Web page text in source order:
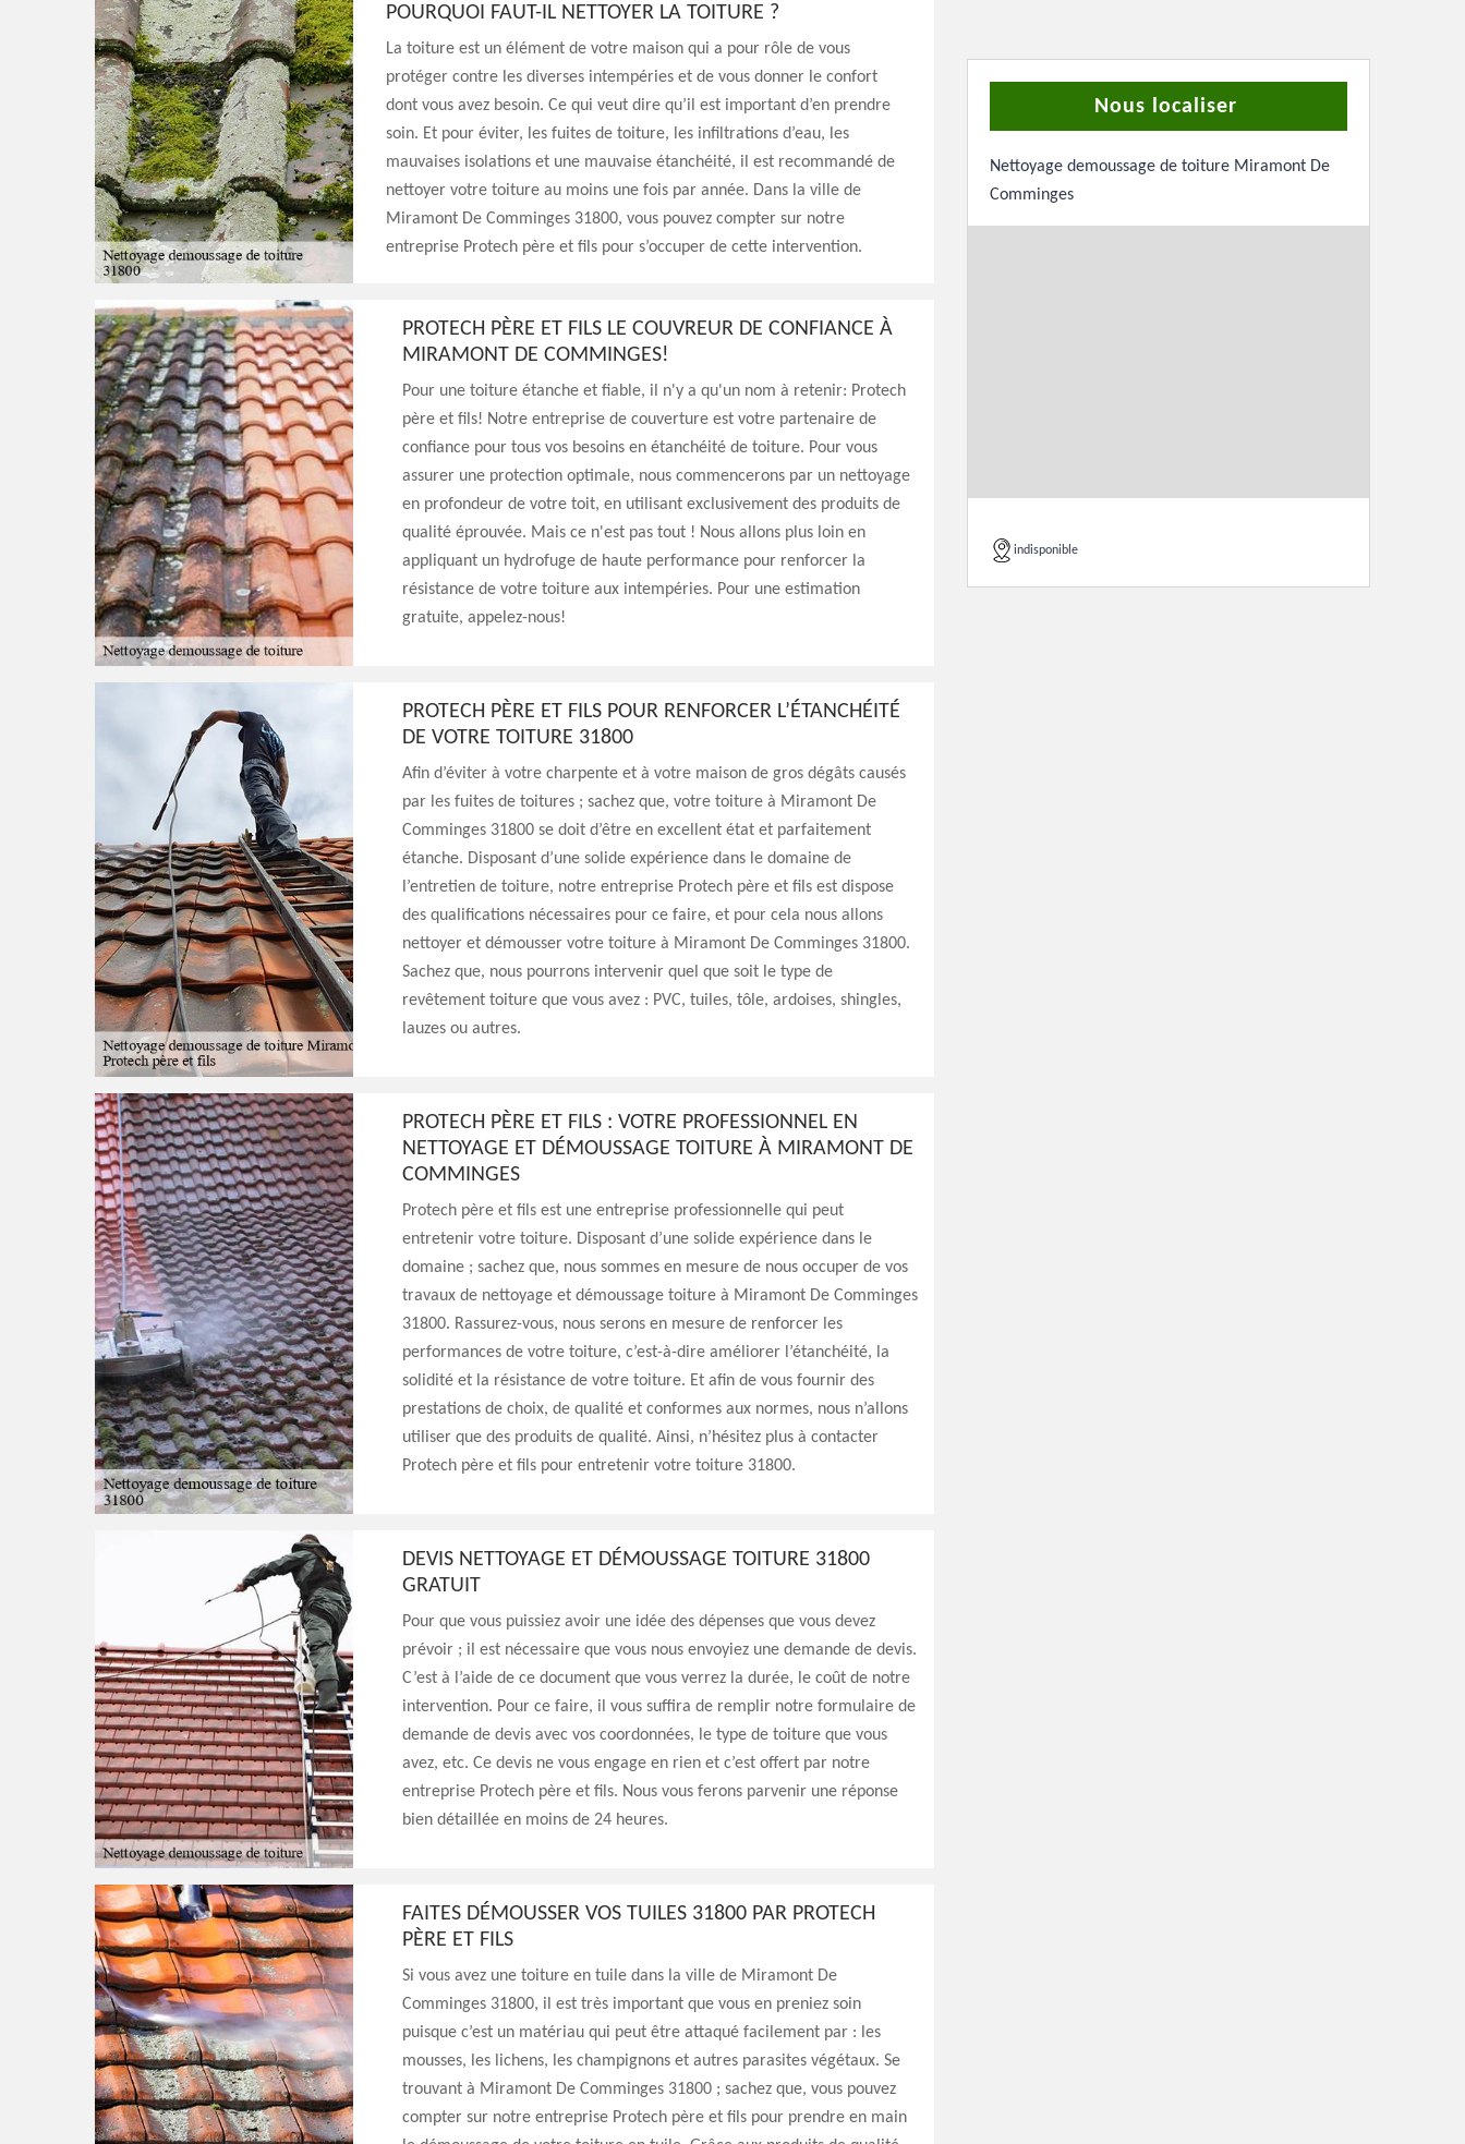
POURQUOI FAUT-IL NETTOYER LA TOITURE ?
La toiture est un élément de votre maison qui a pour rôle de vous
protéger contre les diverses intempéries et de vous donner le confort
dont vous avez besoin. Ce qui veut dire qu’il est important d’en prendre
soin. Et pour éviter, les fuites de toiture, les infiltrations d’eau, les
mauvaises isolations et une mauvaise étanchéité, il est recommandé de
nettoyer votre toiture au moins une fois par année. Dans la ville de
Miramont De Comminges 31800, vous pouvez compter sur notre
entreprise Protech père et fils pour s’occuper de cette intervention.
PROTECH PÈRE ET FILS LE COUVREUR DE CONFIANCE À
MIRAMONT DE COMMINGES!
Pour une toiture étanche et fiable, il n'y a qu'un nom à retenir: Protech
père et fils! Notre entreprise de couverture est votre partenaire de
confiance pour tous vos besoins en étanchéité de toiture. Pour vous
assurer une protection optimale, nous commencerons par un nettoyage
en profondeur de votre toit, en utilisant exclusivement des produits de
qualité éprouvée. Mais ce n'est pas tout ! Nous allons plus loin en
appliquant un hydrofuge de haute performance pour renforcer la
résistance de votre toiture aux intempéries. Pour une estimation
gratuite, appelez-nous!
PROTECH PÈRE ET FILS POUR RENFORCER L’ÉTANCHÉITÉ
DE VOTRE TOITURE 31800
Afin d’éviter à votre charpente et à votre maison de gros dégâts causés
par les fuites de toitures ; sachez que, votre toiture à Miramont De
Comminges 31800 se doit d’être en excellent état et parfaitement
étanche. Disposant d’une solide expérience dans le domaine de
l’entretien de toiture, notre entreprise Protech père et fils est dispose
des qualifications nécessaires pour ce faire, et pour cela nous allons
nettoyer et démousser votre toiture à Miramont De Comminges 31800.
Sachez que, nous pourrons intervenir quel que soit le type de
revêtement toiture que vous avez : PVC, tuiles, tôle, ardoises, shingles,
lauzes ou autres.
PROTECH PÈRE ET FILS : VOTRE PROFESSIONNEL EN
NETTOYAGE ET DÉMOUSSAGE TOITURE À MIRAMONT DE
COMMINGES
Protech père et fils est une entreprise professionnelle qui peut
entretenir votre toiture. Disposant d’une solide expérience dans le
domaine ; sachez que, nous sommes en mesure de nous occuper de vos
travaux de nettoyage et démoussage toiture à Miramont De Comminges
31800. Rassurez-vous, nous serons en mesure de renforcer les
performances de votre toiture, c’est-à-dire améliorer l’étanchéité, la
solidité et la résistance de votre toiture. Et afin de vous fournir des
prestations de choix, de qualité et conformes aux normes, nous n’allons
utiliser que des produits de qualité. Ainsi, n’hésitez plus à contacter
Protech père et fils pour entretenir votre toiture 31800.
DEVIS NETTOYAGE ET DÉMOUSSAGE TOITURE 31800
GRATUIT
Pour que vous puissiez avoir une idée des dépenses que vous devez
prévoir ; il est nécessaire que vous nous envoyiez une demande de devis.
C’est à l’aide de ce document que vous verrez la durée, le coût de notre
intervention. Pour ce faire, il vous suffira de remplir notre formulaire de
demande de devis avec vos coordonnées, le type de toiture que vous
avez, etc. Ce devis ne vous engage en rien et c’est offert par notre
entreprise Protech père et fils. Nous vous ferons parvenir une réponse
bien détaillée en moins de 24 heures.
FAITES DÉMOUSSER VOS TUILES 31800 PAR PROTECH
PÈRE ET FILS
Si vous avez une toiture en tuile dans la ville de Miramont De
Comminges 31800, il est très important que vous en preniez soin
puisque c’est un matériau qui peut être attaqué facilement par : les
mousses, les lichens, les champignons et autres parasites végétaux. Se
trouvant à Miramont De Comminges 31800 ; sachez que, vous pouvez
compter sur notre entreprise Protech père et fils pour prendre en main
Nous localiser
Nettoyage demoussage de toiture Miramont De
Comminges
indisponible